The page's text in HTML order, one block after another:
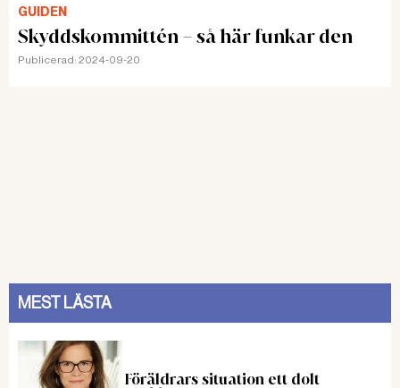
GUIDEN
Skyddskommittén – så här funkar den
Publicerad: 2024-09-20
MEST LÄSTA
Föräldrars situation ett dolt